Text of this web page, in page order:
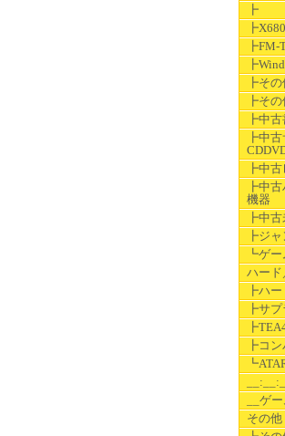
┣
┣FM-
┣その
┣その
┣中
┣中古
┣中
┣中
機器
┣中
┣ジ
┗ゲー
ハード
┣ハー
┣サプ
┣コ
__ゲ
その他